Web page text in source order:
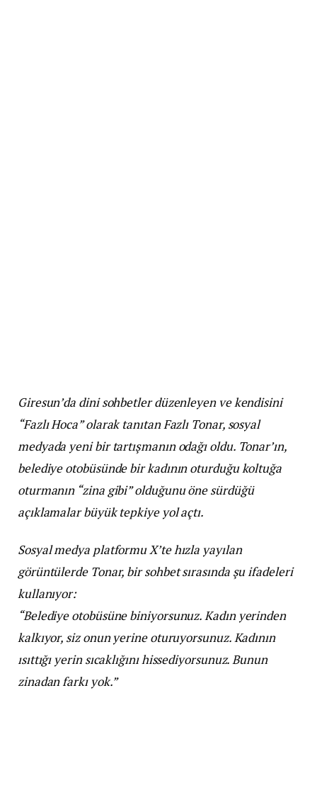
Giresun’da dini sohbetler düzenleyen ve kendisini
“Fazlı Hoca” olarak tanıtan Fazlı Tonar, sosyal
medyada yeni bir tartışmanın odağı oldu. Tonar’ın,
belediye otobüsünde bir kadının oturduğu koltuğa
oturmanın “zina gibi” olduğunu öne sürdüğü
açıklamalar büyük tepkiye yol açtı.
Sosyal medya platformu X’te hızla yayılan
görüntülerde Tonar, bir sohbet sırasında şu ifadeleri
kullanıyor:
“Belediye otobüsüne biniyorsunuz. Kadın yerinden
kalkıyor, siz onun yerine oturuyorsunuz. Kadının
ısıttığı yerin sıcaklığını hissediyorsunuz. Bunun
zinadan farkı yok.”